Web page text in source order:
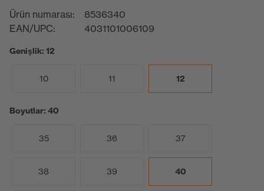
Ürün numarası:
8536340
EAN/UPC:
4031101006109
Genişlik: 12
10 11 12
Boyutlar: 40
35 36 37
38 39 40